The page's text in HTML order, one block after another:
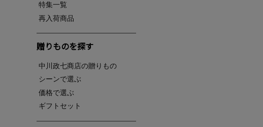
特集一覧
再入荷商品
贈りものを探す
中川政七商店の贈りもの
シーンで選ぶ
価格で選ぶ
ギフトセット